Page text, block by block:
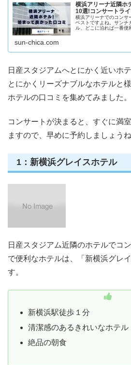
横浜アリーナ近隣ホ
10選!コンサートラ
横浜アリーナでのコンサ
ベストですよね。サンチ
ル、どこに泊れば一番便
sun-chica.com
日産スタジアムへとにかく近いホ
とにかくリーズナブルなホテルと
ホテルの口コミを集めてみました。
コンサートが決まると、すぐに満
ますので、早めに予約しましょう
1：新横浜グレイスホテル
日産スタジアム近隣のホテルでコ
で便利なホテルは、「新横浜グレ
す。
新横浜駅徒歩１分
清潔感のあるきれいなホテル
絶品の朝食